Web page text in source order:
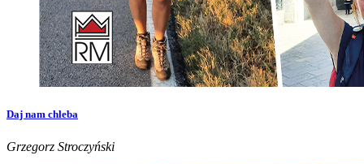
Daj nam chleba
Grzegorz Stroczyński